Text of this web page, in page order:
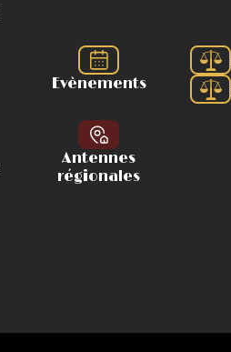
Evènements
Antennes
régionales